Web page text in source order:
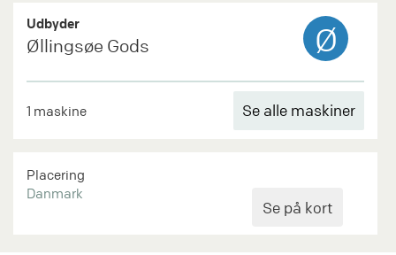
Udbyder
Øllingsøe Gods Ø
1 maskine Se alle maskiner
Placering
Danmark